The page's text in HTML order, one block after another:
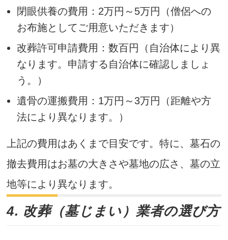
閉眼供養の費用：2万円～5万円（僧侶への
お布施としてご用意いただきます）
改葬許可申請費用：数百円（自治体により異
なります。申請する自治体に確認しましょ
う。）
遺骨の運搬費用：1万円～3万円（距離や方
法により異なります。）
上記の費用はあくまで目安です。特に、墓石の
撤去費用はお墓の大きさや墓地の広さ、墓の立
地等により異なります。
4. 改葬（墓じまい）業者の選び方